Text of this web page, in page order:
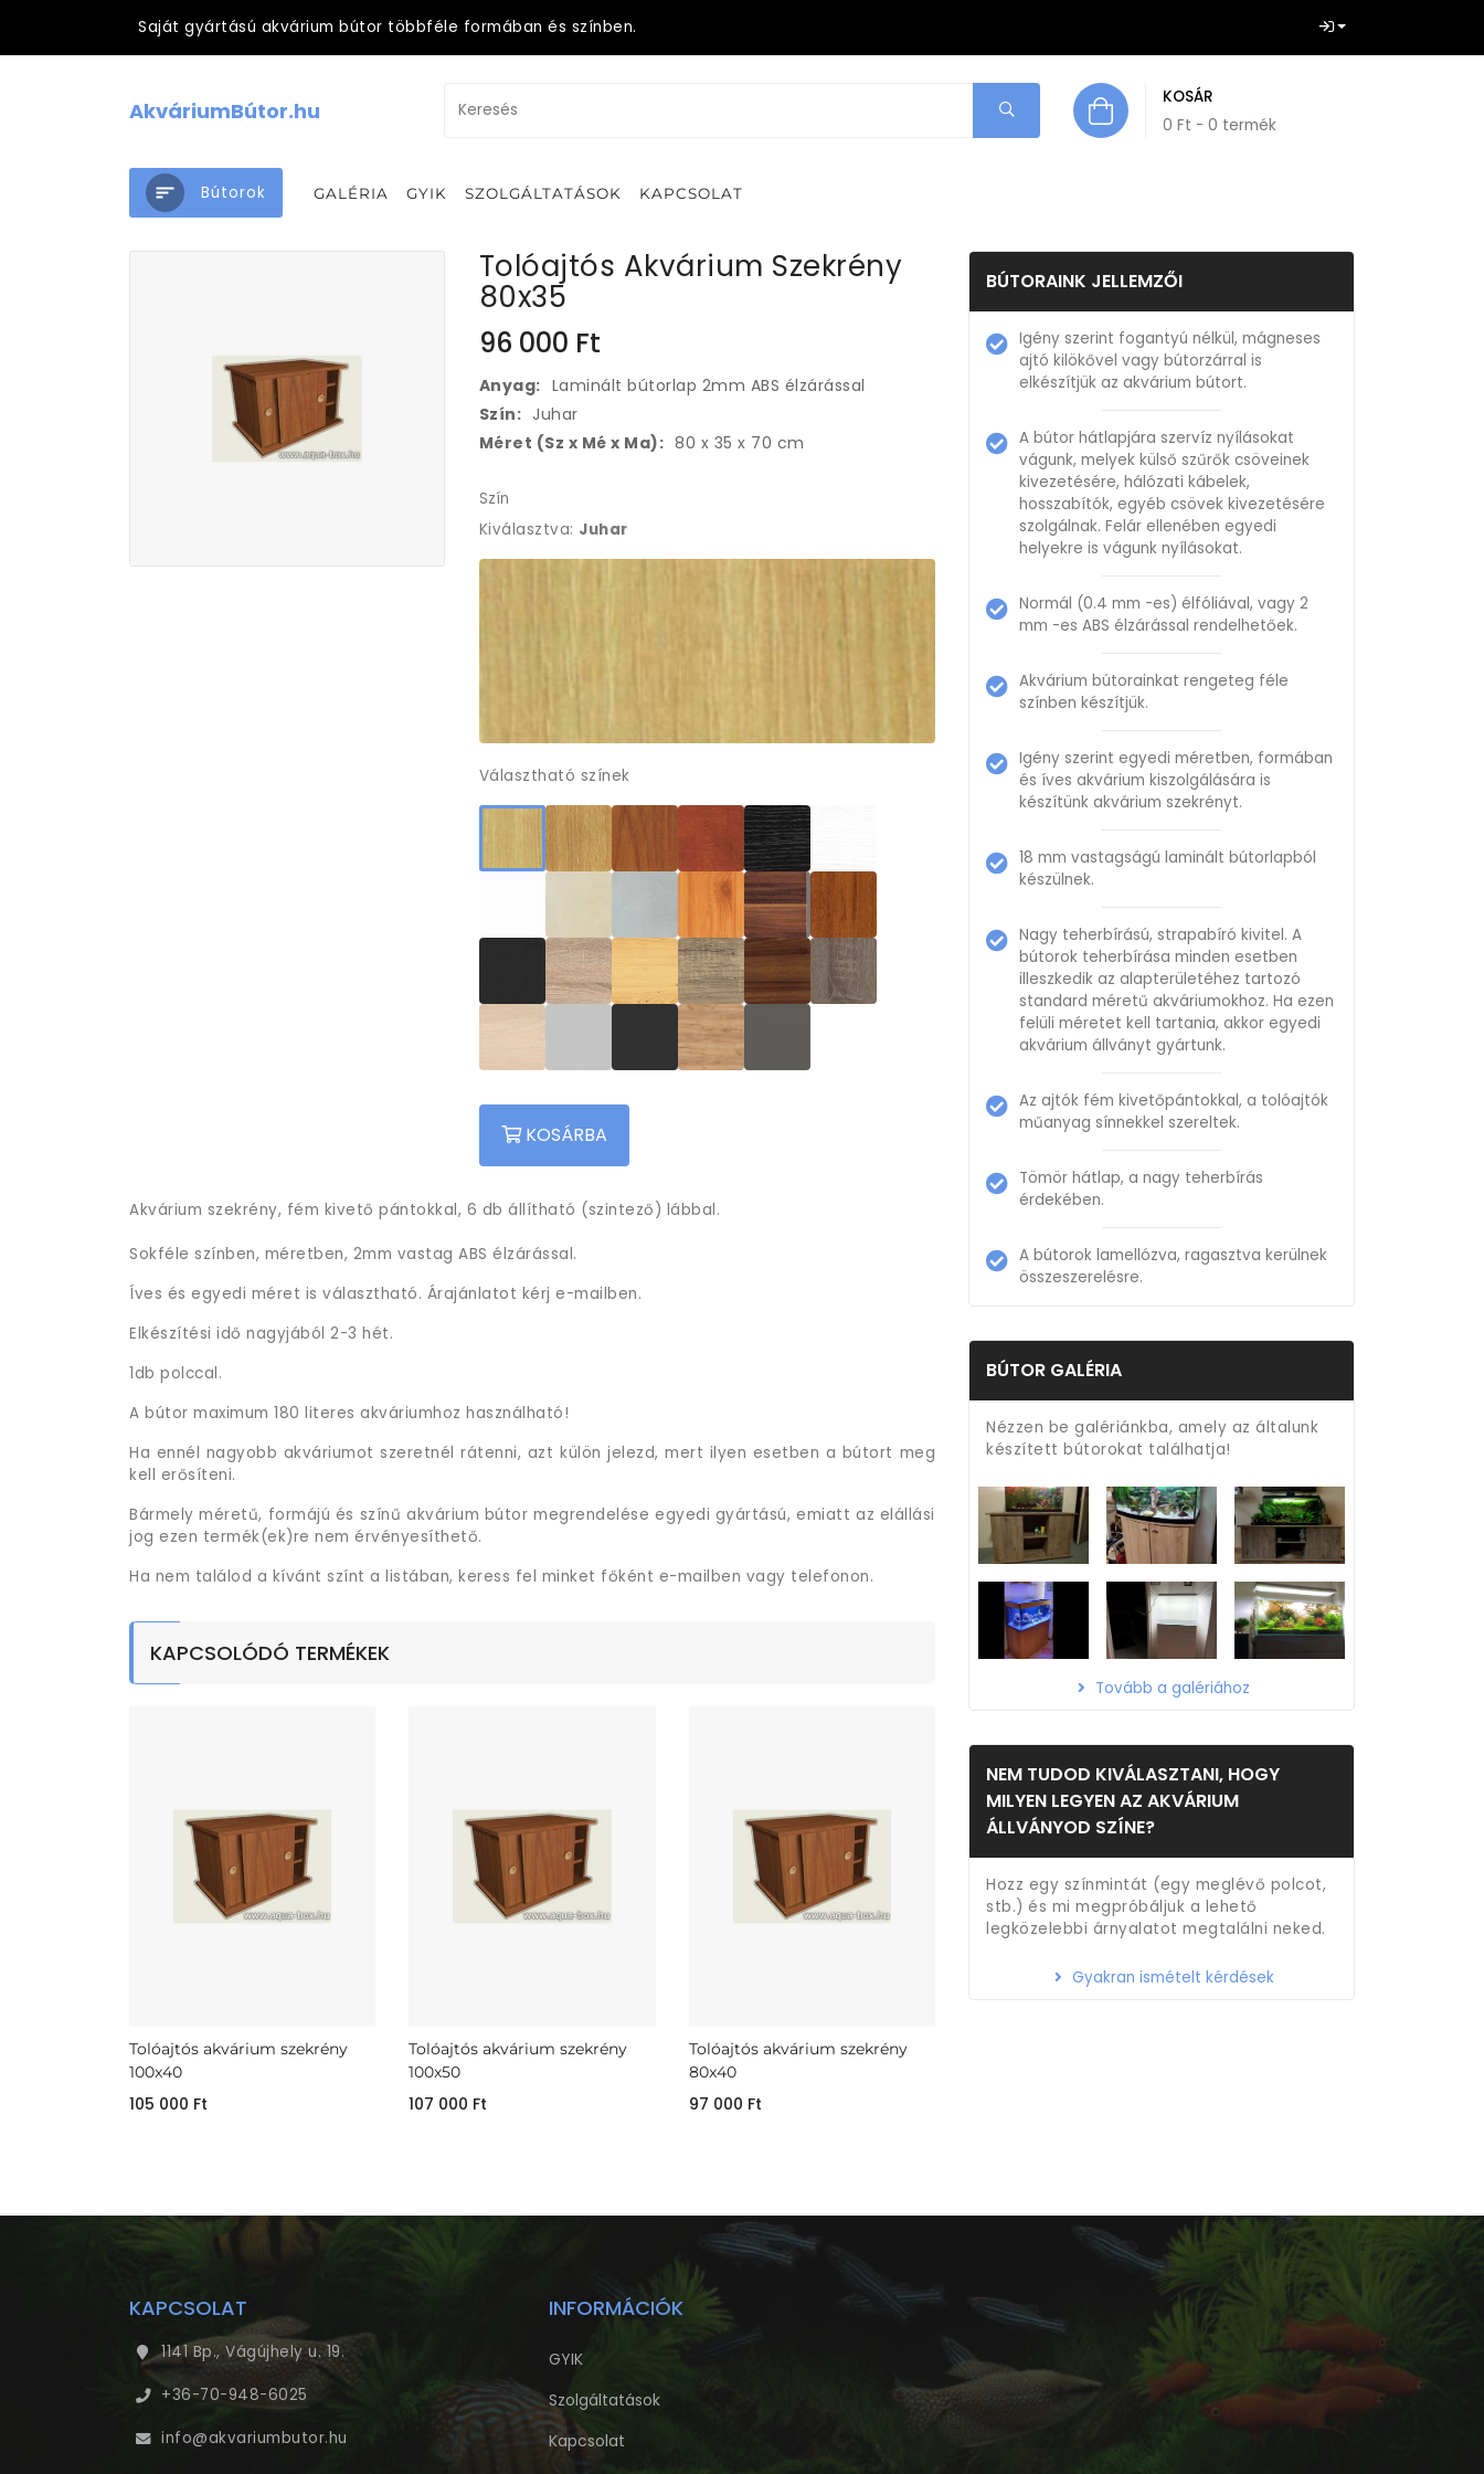
Saját gyártású akvárium bútor többféle formában és színben.
KOSÁR
0 Ft - 0 termék
AkváriumBútor.hu
Bútorok GALÉRIA GYIK SZOLGÁLTATÁSOK KAPCSOLAT
Tolóajtós Akvárium Szekrény
80x35
96 000 Ft
Anyag: Laminált bútorlap 2mm ABS élzárással
Szín: Juhar
Méret (Sz x Mé x Ma): 80 x 35 x 70 cm
Szín
Kiválasztva: Juhar
Választható színek
KOSÁRBA
Akvárium szekrény, fém kivető pántokkal, 6 db állítható (szintező) lábbal.
Sokféle színben, méretben, 2mm vastag ABS élzárással.
Íves és egyedi méret is választható. Árajánlatot kérj e-mailben.
Elkészítési idő nagyjából 2-3 hét.
1db polccal.
A bútor maximum 180 literes akváriumhoz használható!
Ha ennél nagyobb akváriumot szeretnél rátenni, azt külön jelezd, mert ilyen esetben a bútort meg
kell erősíteni.
Bármely méretű, formájú és színű akvárium bútor megrendelése egyedi gyártású, emiatt az elállási
jog ezen termék(ek)re nem érvényesíthető.
Ha nem találod a kívánt színt a listában, keress fel minket főként e-mailben vagy telefonon.
KAPCSOLÓDÓ TERMÉKEK
Tolóajtós akvárium szekrény
100x40
105 000 Ft
Tolóajtós akvárium szekrény
100x50
107 000 Ft
Tolóajtós akvárium szekrény
80x40
97 000 Ft
BÚTORAINK JELLEMZŐI
Igény szerint fogantyú nélkül, mágneses
ajtó kilökővel vagy bútorzárral is
elkészítjük az akvárium bútort.
A bútor hátlapjára szervíz nyílásokat
vágunk, melyek külső szűrők csöveinek
kivezetésére, hálózati kábelek,
hosszabítók, egyéb csövek kivezetésére
szolgálnak. Felár ellenében egyedi
helyekre is vágunk nyílásokat.
Normál (0.4 mm -es) élfóliával, vagy 2
mm -es ABS élzárással rendelhetőek.
Akvárium bútorainkat rengeteg féle
színben készítjük.
Igény szerint egyedi méretben, formában
és íves akvárium kiszolgálására is
készítünk akvárium szekrényt.
18 mm vastagságú laminált bútorlapból
készülnek.
Nagy teherbírású, strapabíró kivitel. A
bútorok teherbírása minden esetben
illeszkedik az alapterületéhez tartozó
standard méretű akváriumokhoz. Ha ezen
felüli méretet kell tartania, akkor egyedi
akvárium állványt gyártunk.
Az ajtók fém kivetőpántokkal, a tolóajtók
műanyag sínnekkel szereltek.
Tömör hátlap, a nagy teherbírás
érdekében.
A bútorok lamellózva, ragasztva kerülnek
összeszerelésre.
BÚTOR GALÉRIA
Nézzen be galériánkba, amely az általunk
készített bútorokat találhatja!
Tovább a galériához
NEM TUDOD KIVÁLASZTANI, HOGY
MILYEN LEGYEN AZ AKVÁRIUM
ÁLLVÁNYOD SZÍNE?
Hozz egy színmintát (egy meglévő polcot,
stb.) és mi megpróbáljuk a lehető
legközelebbi árnyalatot megtalálni neked.
Gyakran ismételt kérdések
KAPCSOLAT
1141 Bp., Vágújhely u. 19.
+36-70-948-6025
info@akvariumbutor.hu
INFORMÁCIÓK
GYIK
Szolgáltatások
Kapcsolat